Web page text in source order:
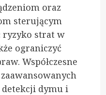
oraz
sterującym
ryzyko strat w
ograniczyć
Współczesne
detekcji dymu i